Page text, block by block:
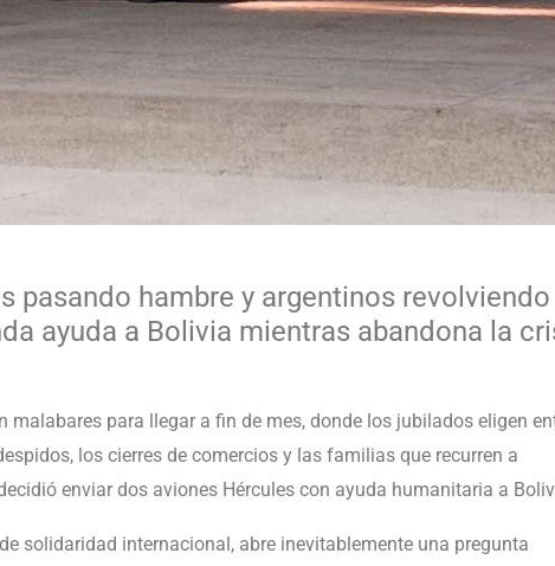
pasando hambre y argentinos revolviendo
ayuda a Bolivia mientras abandona la
malabares para llegar a fin de mes, donde los jubilados eligen
los cierres de comercios y las familias que recurren a
enviar dos aviones Hércules con ayuda humanitaria a
solidaridad internacional, abre inevitablemente una pregunta